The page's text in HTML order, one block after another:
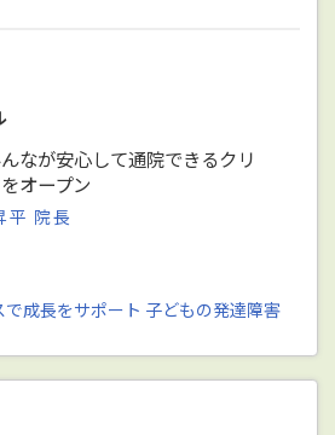
なが安心して通院できるクリ
オープン
平 院長
成長をサポート 子どもの発達障害